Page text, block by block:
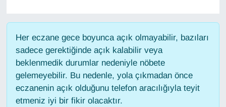
Her eczane gece boyunca açık olmayabilir, bazıları
sadece gerektiğinde açık kalabilir veya
beklenmedik durumlar nedeniyle nöbete
gelemeyebilir. Bu nedenle, yola çıkmadan önce
eczanenin açık olduğunu telefon aracılığıyla teyit
etmeniz iyi bir fikir olacaktır.
Gündem
Haber
HABERDE İNSAN